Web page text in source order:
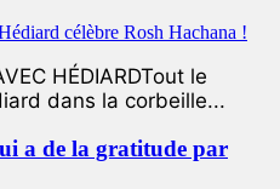
HÉDIARDTout le
dans la corbeille...
a de la gratitude par